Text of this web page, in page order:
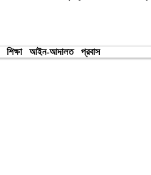
শিক্ষা আইন-আদালত প্রবাস